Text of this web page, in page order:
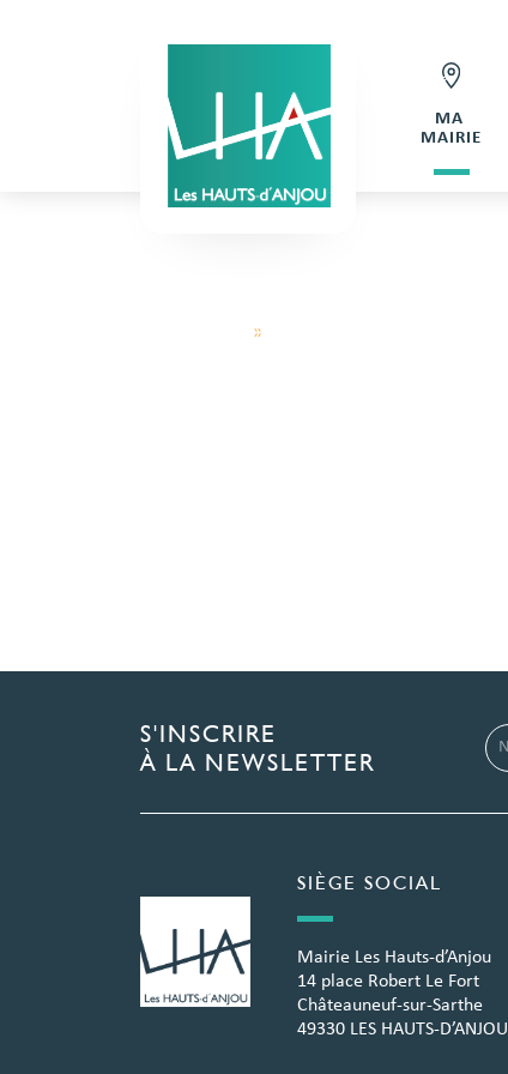
MA
MAIRIE
»
S'INSCRIRE
À LA NEWSLETTER
SIÈGE SOCIAL
Mairie Les Hauts-d’Anjou
14 place Robert Le Fort
Châteauneuf-sur-Sarthe
49330 LES HAUTS-D’ANJOU